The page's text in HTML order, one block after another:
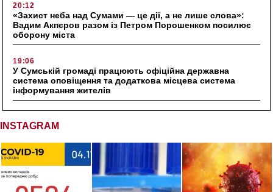
20:12
«Захист неба над Сумами — це дії, а не лише слова»:
Вадим Акпєров разом із Петром Порошенком посилює
оборону міста
19:06
У Сумській громаді працюють офіційна державна
система оповіщення та додаткова місцева система
інформування жителів
INSTAGRAM